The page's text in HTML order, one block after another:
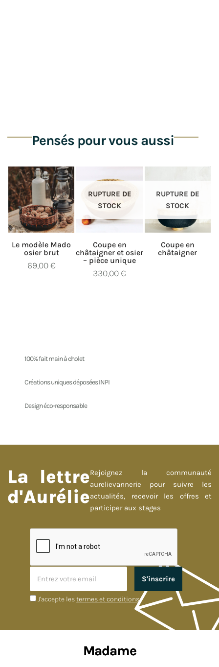
Pensés pour vous aussi
Le modèle Mado
osier brut
69,00€
RUPTURE DE
STOCK
Coupe en
châtaigner et osier
– pièce unique
330,00€
RUPTURE DE
STOCK
Coupe en
châtaigner
100% fait main à cholet
Créations uniques déposées INPI
Design éco-responsable
La lettre
d'Aurélie
Rejoignez la communauté
aurelievannerie pour suivre les
actualités, recevoir les offres et
participer aux stages
J'accepte lestermes et conditions
Madame